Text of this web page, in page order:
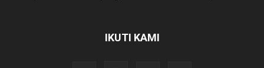
IKUTI KAMI